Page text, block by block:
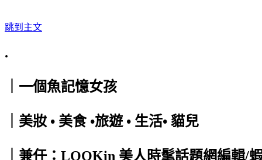
跳到主文
.
｜一個魚記憶女孩
｜美妝 • 美食 •旅遊 • 生活• 貓兒
｜兼任：LOOKin 美人時髦話題網編輯/